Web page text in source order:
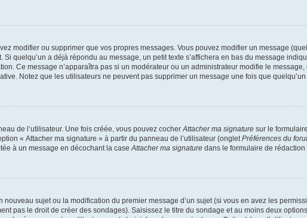
modifier ou supprimer que vos propres messages. Vous pouvez modifier un message
quelqu’un a déjà répondu au message, un petit texte s’affichera en bas du message
Ce message n’apparaîtra pas si un modérateur ou un administrateur modifie le
Notez que les utilisateurs ne peuvent pas supprimer un message une fois que
de l’utilisateur. Une fois créée, vous pouvez cocherAttacher ma signature sur le
« Attacher ma signature » à partir du panneau de l’utilisateur (ongletPréférences du
à un message en décochant la caseAttacher ma signature dans le formulaire de
sujet ou la modification du premier message d’un sujet (si vous en avez les
pas le droit de créer des sondages). Saisissez le titre du sondage et au moins deux